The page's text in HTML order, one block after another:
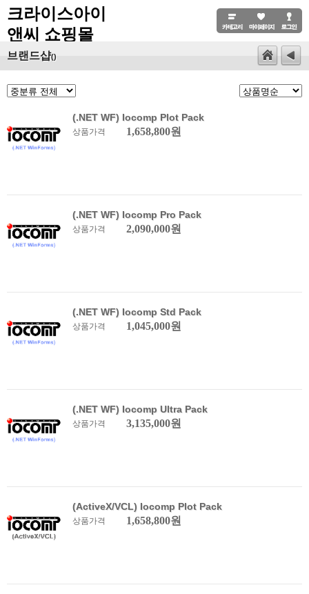
크라이스아이
앤씨 쇼핑몰
브랜드샵()
(.NET WF) Iocomp Plot Pack
상품가격 1,658,800원
(.NET WF) Iocomp Pro Pack
상품가격 2,090,000원
(.NET WF) Iocomp Std Pack
상품가격 1,045,000원
(.NET WF) Iocomp Ultra Pack
상품가격 3,135,000원
(ActiveX/VCL) Iocomp Plot Pack
상품가격 1,658,800원